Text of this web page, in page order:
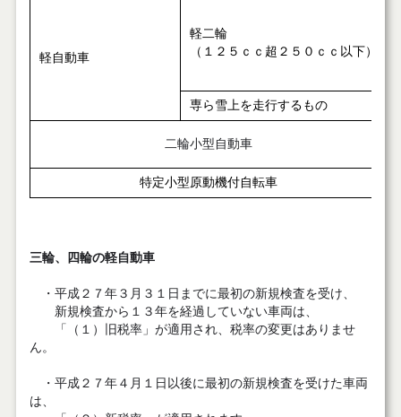
軽自動車
軽二輪
（１２５ｃｃ超２５０ｃｃ以下）
専ら雪上を走行するもの
二輪小型自動車
特定小型原動機付自転車
三輪、四輪の軽自動車
・平成２７年３月３１日までに最初の新規検査を受け、
新規検査から１３年を経過していない車両は、
「（１）旧税率」が適用され、税率の変更はありませ
ん。
・平成２７年４月１日以後に最初の新規検査を受けた車両
は、